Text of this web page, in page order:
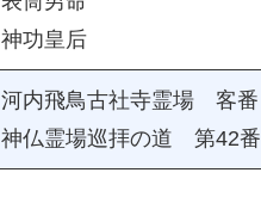
神功皇后
河内飛鳥古社寺霊場 客番
神仏霊場巡拝の道 第42番